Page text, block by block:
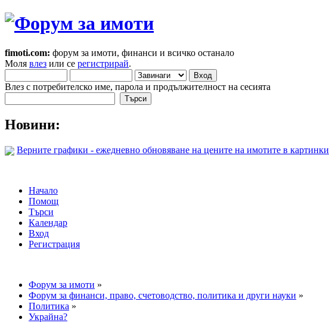
fimoti.com: форум за имоти, финанси и всичко останало
Моля влез или се регистрирай.
Влез с потребителско име, парола и продължителност на сесията
Новини:
Верните графики - ежедневно обновяване на цените на имотите в картинки
Начало
Помощ
Търси
Календар
Вход
Регистрация
Форум за имоти »
Форум за финанси, право, счетоводство, политика и други науки »
Политика »
Украйна?